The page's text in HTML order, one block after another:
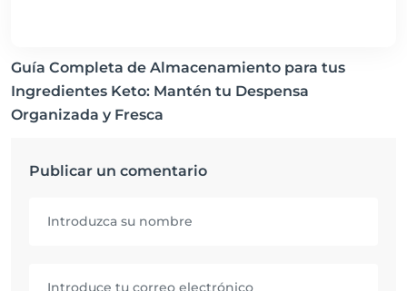
Guía Completa de Almacenamiento para tus
Ingredientes Keto: Mantén tu Despensa
Organizada y Fresca
Publicar un comentario